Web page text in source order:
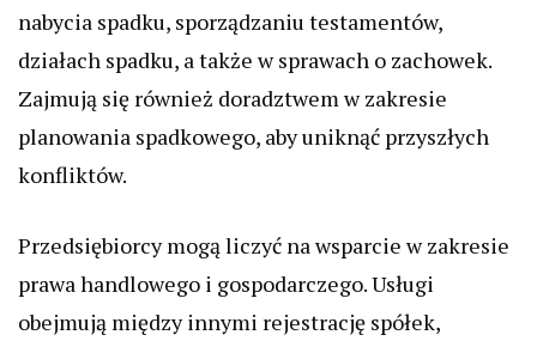
nabycia spadku, sporządzaniu testamentów,
działach spadku, a także w sprawach o zachowek.
Zajmują się również doradztwem w zakresie
planowania spadkowego, aby uniknąć przyszłych
konfliktów.
Przedsiębiorcy mogą liczyć na wsparcie w zakresie
prawa handlowego i gospodarczego. Usługi
obejmują między innymi rejestrację spółek,